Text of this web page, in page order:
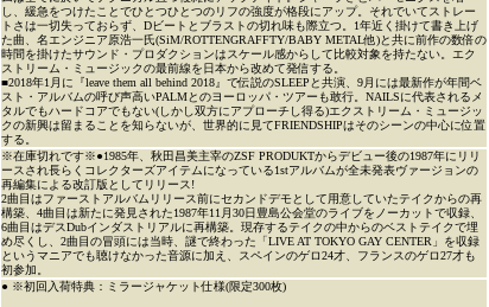
し、緩急をつけたことでひとつひとつのリフの強度が格段にアップ。それでいてストレー
トさは一切失っておらず、Dビートとブラストの切れ味も際立つ。1年近く掛けて書き上げ
た曲、名エンジニア原浩一氏(SiM/ROTTENGRAFFTY/BABY METAL他)と共に前作の数倍の
時間を掛けたサウンド・プロダクションはスケール感からして比較対象を持たない。エク
ストリーム・ミュージックの最前線を日本から改めて発信する。
■2018年1月に『leave them all behind 2018』で伝説のSLEEPと共演、9月には最新作が年間ベ
スト・アルバムの呼び声高いPALMとのヨーロッパ・ツアーも敢行。NAILSに代表されるメ
タルでもハードコアでもない(しかし双方にアプローチし得る)エクストリーム・ミュージッ
クの新興は留まることを知らないが、世界的に見てFRIENDSHIPはそのシーンの中心に位置
する。
※在庫切れです※●1985年、秋田昌美主宰のZSF PRODUKTからデビュー後の1987年にリリ
ースされ長らくコレクターズアイテムになっている1stアルバムが全未発表ヴァージョンの
再編集による改訂版としてリリース!
2曲目はファーストアルバムリリース前にセカンドデモとして用意していたテイクからの再
構築、4曲目は新たに発見された1987年11月30日豊島公会堂のライブをノーカットで収録、
6曲目はデスDubインダストリアルに再構築。現存するテイクの中からのベストテイクで埋
め尽くし、2曲目の冒頭には当時、謎で終わった「LIVE AT TOKYO GAY CENTER」を収録
というマニアでも聴けなかった音源に加え、スペインのゲロ24才、フランスのゲロ27才も
初参加。
● ※初回入荷特典：ミラージャケット仕様(限定300枚)